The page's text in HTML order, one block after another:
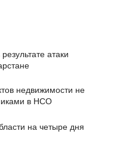
атаки
недвижимости не
в НСО
на четыре дня